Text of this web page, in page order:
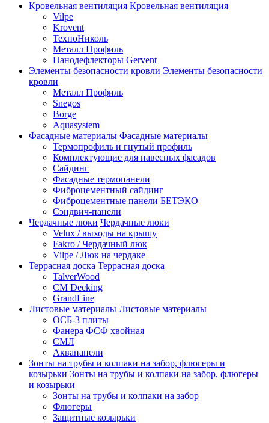
Кровельная вентиляция Кровельная вентиляция
Vilpe
Krovent
ТехноНиколь
Металл Профиль
Нанодефлекторы Gervent
Элементы безопасности кровли Элементы безопасности
кровли
Металл Профиль
Snegos
Borge
Aquasystem
Фасадные материалы Фасадные материалы
Термопрофиль и гнутый профиль
Комплектующие для навесных фасадов
Сайдинг
Фасадные термопанели
Фиброцементный сайдинг
Фиброцементные панели БЕТЭКО
Сэндвич-панели
Чердачные люки Чердачные люки
Velux / выходы на крышу
Fakro / Чердачный люк
Vilpe / Люк на чердаке
Террасная доска Террасная доска
TalverWood
CM Decking
GrandLine
Листовые материалы Листовые материалы
ОСБ-3 плиты
Фанера ФСФ хвойная
СМЛ
Аквапанели
Зонты на трубы и колпаки на забор, флюгеры и
козырьки Зонты на трубы и колпаки на забор, флюгеры
и козырьки
Зонты на трубы и колпаки на забор
Флюгеры
Защитные козырьки